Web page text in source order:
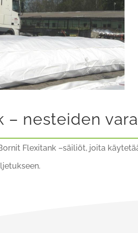
– nesteiden
Flexitank –säiliöt, joita